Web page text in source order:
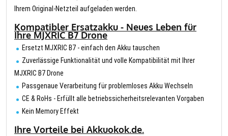
Ihrem Original-Netzteil aufgeladen werden.
Kompatibler Ersatzakku - Neues Leben für
Ihre MJXRIC B7 Drone
Ersetzt MJXRIC B7 - einfach den Akku tauschen
Zuverlässige Funktionalität und volle Kompatibilität mit Ihrer
MJXRIC B7 Drone
Passgenaue Verarbeitung für problemloses Akku Wechseln
CE & RoHs - Erfüllt alle betriebssicherheitsrelevanten Vorgaben
Kein Memory Effekt
Ihre Vorteile bei Akkuokok.de.